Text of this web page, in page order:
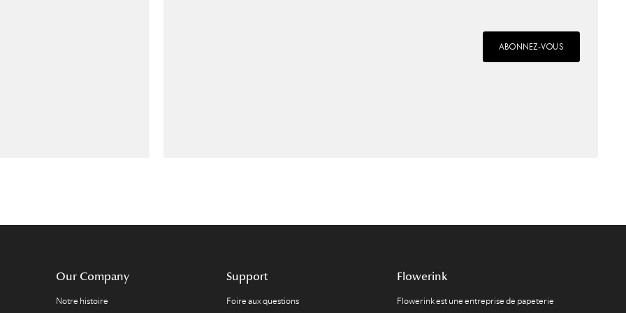
ABONNEZ-VOUS
Our Company
Notre histoire
Support
Foire aux questions
Flowerink
Flowerink est une entreprise de papeterie